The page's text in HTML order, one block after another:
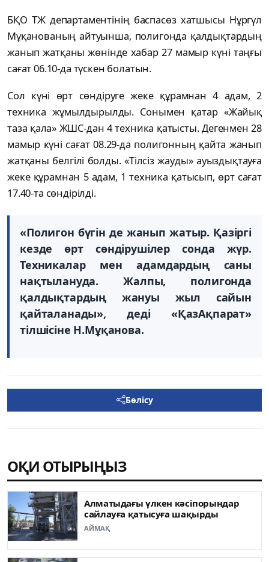
БҚО ТЖ департаментінің баспасөз хатшысы Нұргүл
Мұқанованың айтуынша, полигонда қалдықтардың
жанып жатқаны жөнінде хабар 27 мамыр күні таңғы
сағат 06.10-да түскен болатын.
Сол күні өрт сөндіруге жеке құрамнан 4 адам, 2
техника жұмылдырылды. Сонымен қатар «Жайық
таза қала» ЖШС-дан 4 техника қатысты. Дегенмен 28
мамыр күні сағат 08.29-да полигонның қайта жанып
жатқаны белгілі болды. «Тілсіз жауды» ауыздықтауға
жеке құрамнан 5 адам, 1 техника қатысып, өрт сағат
17.40-та сөндірілді.
«Полигон бүгін де жанып жатыр. Қазіргі
кезде өрт сөндірушілер сонда жүр.
Техникалар мен адамдардың саны
нақтылануда. Жалпы, полигонда
қалдықтардың жануы жыл сайын
қайталанады», деді «ҚазАқпарат»
тілшісіне Н.Мұқанова.
Бөлісу
ОҚИ ОТЫРЫҢЫЗ
Алматыдағы үлкен кәсіпорындар
сайлауға қатысуға шақырды
АЙМАҚ